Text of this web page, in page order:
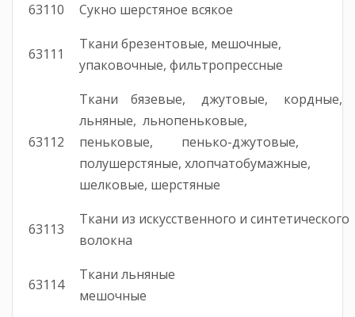
63110
Сукно шерстяное всякое
63111
Ткани брезентовые, мешочные,
упаковочные, фильтропрессные
63112
Ткани бязевые, джутовые, кордные,
льняные, льнопеньковые,
пеньковые, пенько-джутовые,
полушерстяные, хлопчатобумажные,
шелковые, шерстяные
63113
Ткани из искусственного и синтетического
волокна
63114
Ткани льняные
мешочные